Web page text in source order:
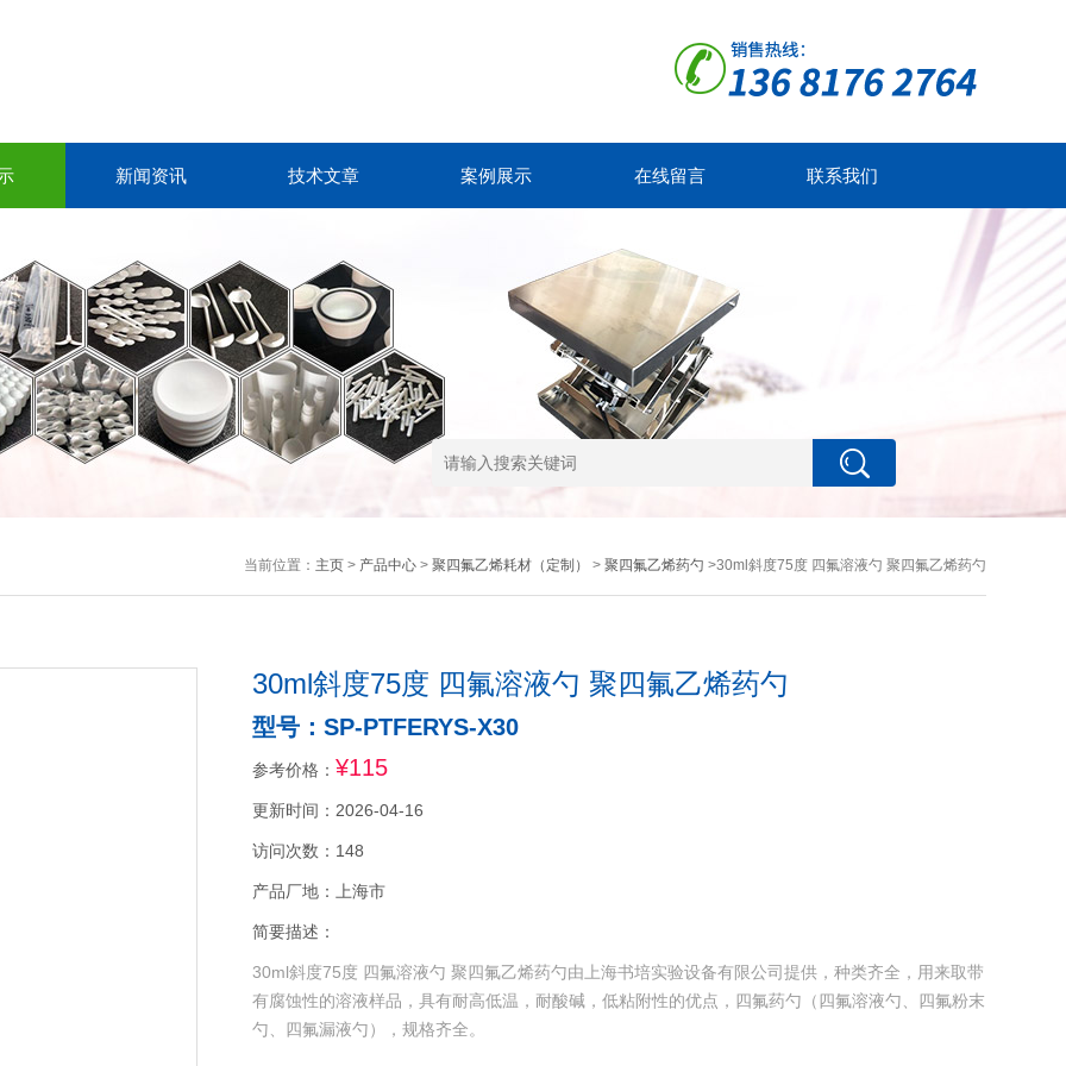
新闻资讯 技术文章 案例展示 在线留言 联系我们
当前位置： 主页> 产品中心> 聚四氟乙烯耗材（定制） > 聚四氟乙烯药勺 >30ml斜度75度 四氟溶液勺 聚四氟乙烯药勺
30ml斜度75度 四氟溶液勺 聚四氟乙烯药勺
型号：SP-PTFERYS-X30
参考价格： ¥115
更新时间：2026-04-16
访问次数：148
产品厂地：上海市
简要描述：
30ml斜度75度 四氟溶液勺 聚四氟乙烯药勺由上海书培实验设备有限公司提供，种类齐全，用来取带
有腐蚀性的溶液样品，具有耐高低温，耐酸碱，低粘附性的优点，四氟药勺（四氟溶液勺、四氟粉末
勺、四氟漏液勺），规格齐全。